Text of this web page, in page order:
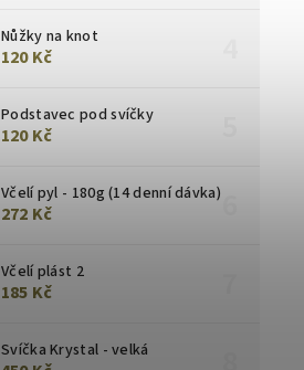
Nůžky na knot
120 Kč
Podstavec pod svíčky
120 Kč
Včelí pyl - 180g (14 denní dávka)
272 Kč
Včelí plást 2
185 Kč
Svíčka Krystal - velká